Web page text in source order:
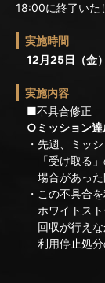
18:00に終了いた
実施時間
12月25日（金
実施内容
■不具合修正
○ミッション達
・先週、ミッシ
「受け取る」
場合があった
・この不具合を
ホワイトスト
回収が行えな
利用停止処分